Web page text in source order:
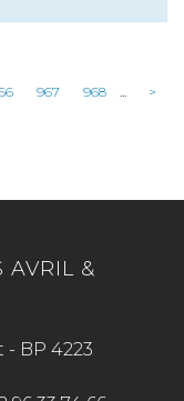
967 968 ... >
AVRIL &
BP 4223